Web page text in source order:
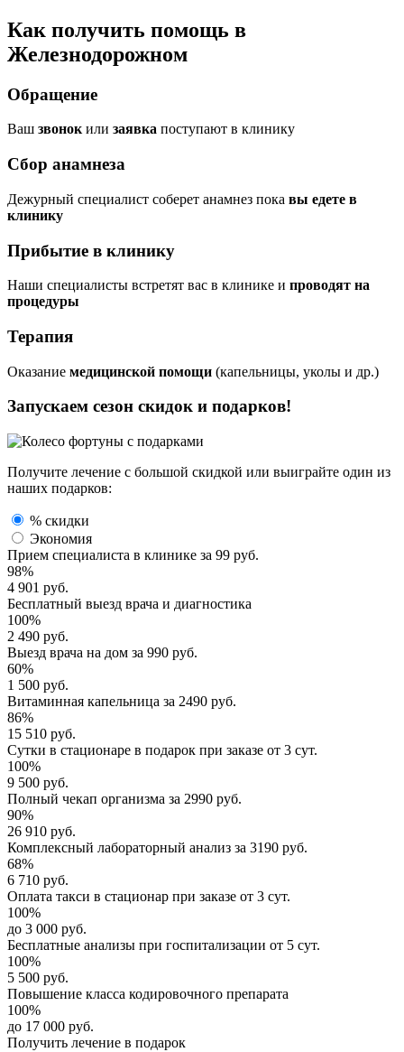
Как получить помощь в
Железнодорожном
Обращение
Ваш звонокили заявка поступают в клинику
Сбор анамнеза
Дежурный специалист соберет анамнез пока вы едете в
клинику
Прибытие в клинику
Наши специалисты встретят вас в клинике и проводят на
процедуры
Терапия
Оказание медицинской помощи (капельницы, уколы и др.)
Запускаем сезон скидок и подарков!
Получите лечение с большой скидкой или выиграйте один из
наших подарков:
% скидки
Экономия
Прием специалиста в клинике за 99 руб.
98%
4 901 руб.
Бесплатный выезд врача и диагностика
100%
2 490 руб.
Выезд врача на дом за 990 руб.
60%
1 500 руб.
Витаминная капельница за 2490 руб.
86%
15 510 руб.
Сутки в стационаре в подарок при заказе от 3 сут.
100%
9 500 руб.
Полный чекап организма за 2990 руб.
90%
26 910 руб.
Комплексный лабораторный анализ за 3190 руб.
68%
6 710 руб.
Оплата такси в стационар при заказе от 3 сут.
100%
до 3 000 руб.
Бесплатные анализы при госпитализации от 5 сут.
100%
5 500 руб.
Повышение класса кодировочного препарата
100%
до 17 000 руб.
Получить лечение в подарок